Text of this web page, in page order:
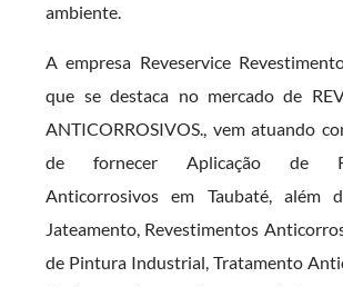
ambiente.
A empresa Reveservice
que se destaca no mercado de
ANTICORROSIVOS., vem atuando
de fornecer Aplicação de
Anticorrosivos em Taubaté, além
Jateamento, Revestimentos
de Pintura Industrial, Tratamento